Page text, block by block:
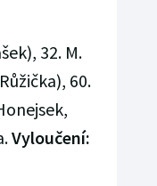
32. M.
60.
Vyloučení: